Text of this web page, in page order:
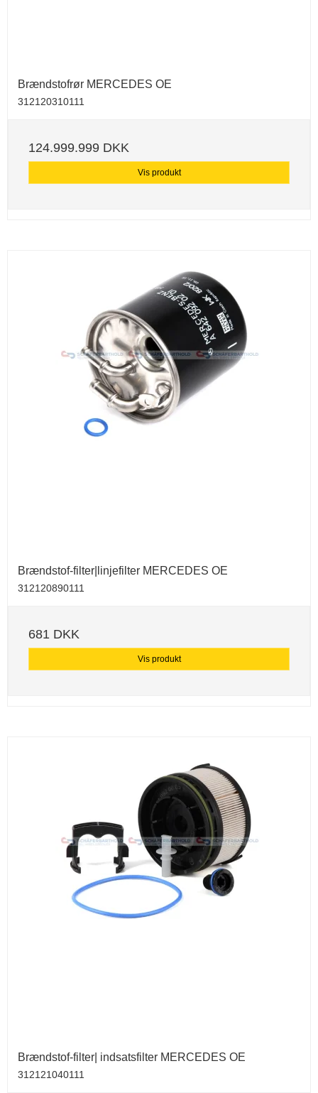
Brændstofrør MERCEDES OE
312120310111
124.999.999 DKK
Vis produkt
Brændstof-filter|linjefilter MERCEDES OE
312120890111
681 DKK
Vis produkt
Brændstof-filter| indsatsfilter MERCEDES OE
312121040111